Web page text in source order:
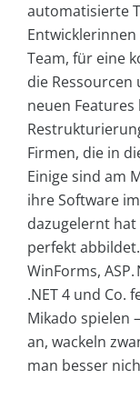
automatisierte
Team, für eine
die Ressourcen
neuen
Firmen, die in
Einige sind am
ihre Software
dazugelernt
perfekt
WinForms, ASP.
.NET 4 und Co.
Mikado spielen
an, wackeln
man besser